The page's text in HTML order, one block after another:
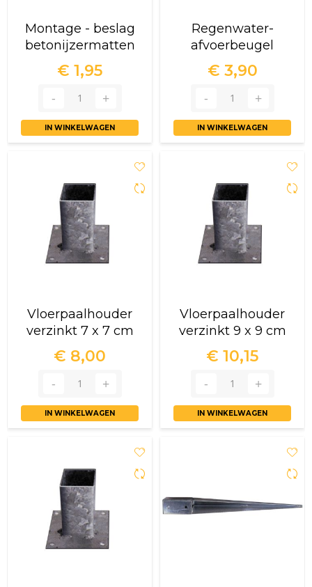
Montage - beslag
betonijzermatten
€ 1,95
IN WINKELWAGEN
Regenwater-
afvoerbeugel
€ 3,90
IN WINKELWAGEN
Vloerpaalhouder
verzinkt 7 x 7 cm
€ 8,00
IN WINKELWAGEN
Vloerpaalhouder
verzinkt 9 x 9 cm
€ 10,15
IN WINKELWAGEN